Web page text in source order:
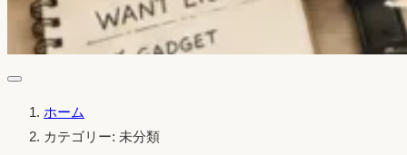
ホーム
カテゴリー: 未分類